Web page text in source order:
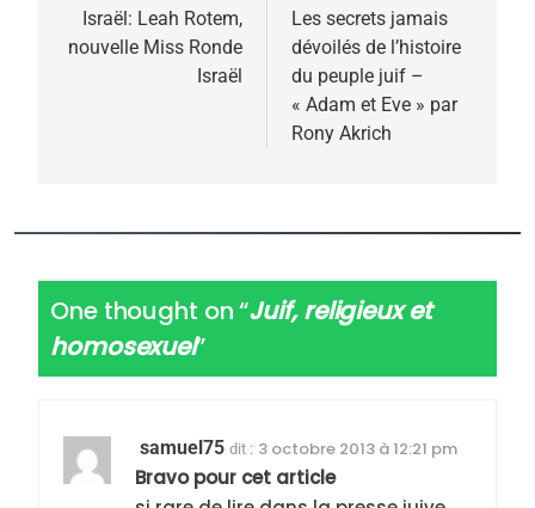
deIsraël: Leah Rotem,
nouvelle Miss Ronde
Israël
Les secrets jamais
dévoilés de l’histoire
du peuple juif –
« Adam et Eve » par
Rony Akrich
One thought on “Juif, religieux et
homosexuel”
samuel75 dit : 3 octobre 2013 à 12:21 pm
Bravo pour cet article